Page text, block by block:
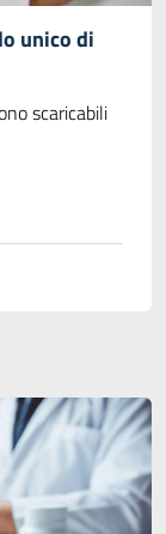
unico di
scaricabili